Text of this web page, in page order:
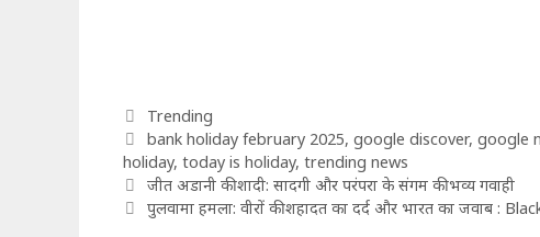
Categories
Trending
Tags
bank holiday february 2025, google discover, google
holiday, today is holiday, trending news
जीत अडानी की शादी: सादगी और परंपरा के संगम की भव्य गवाही
पुलवामा हमला: वीरों की शहादत का दर्द और भारत का जवाब :